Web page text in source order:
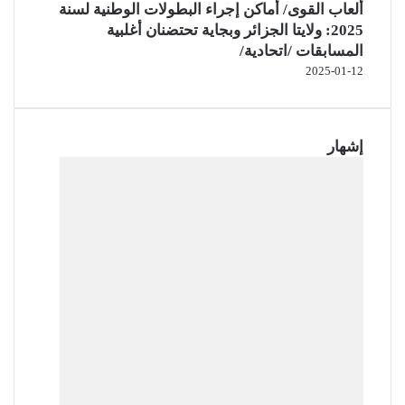
ألعاب القوى/ أماكن إجراء البطولات الوطنية لسنة
2025: ولايتا الجزائر وبجاية تحتضنان أغلبية
المسابقات /اتحادية/
2025-01-12
إشهار